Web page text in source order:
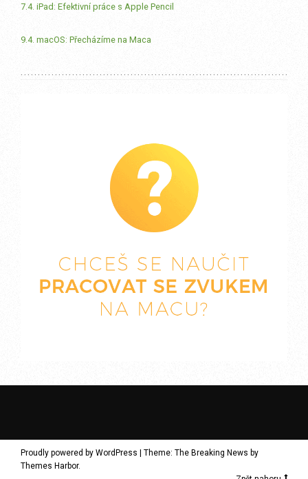
7.4. iPad: Efektivní práce s Apple Pencil
9.4. macOS: Přecházíme na Maca
Proudly powered by WordPress
Theme: The Breaking News by
Themes Harbor.